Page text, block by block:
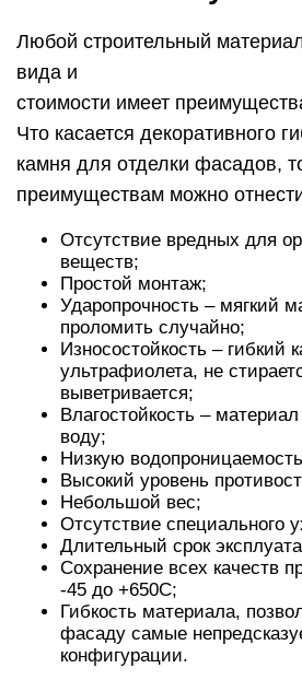
Любой строительный
вида и
стоимости имеет
Что касается декоративного
камня для отделки фасадов,
преимуществам можно
Отсутствие вредных для
веществ;
Простой монтаж;
Ударопрочность – мягкий
проломить случайно;
Износостойкость – гибкий
ультрафиолета, не
выветривается;
Влагостойкость –
воду;
Низкую
Высокий уровень
Небольшой вес;
Отсутствие специального
Длительный срок
Сохранение всех качеств
-45 до +650С;
Гибкость материала,
фасаду самые
конфигурации.